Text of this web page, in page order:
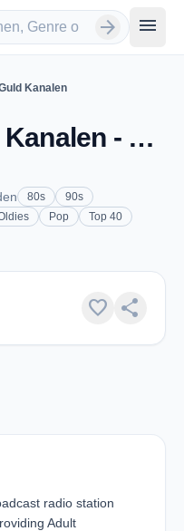
arrow_forward menu
Kanalen
102.6 Guld Kanalen - FM 102.6 - Malmö
80s
90s
Pop Top 40
favorite share
radio station
Adult